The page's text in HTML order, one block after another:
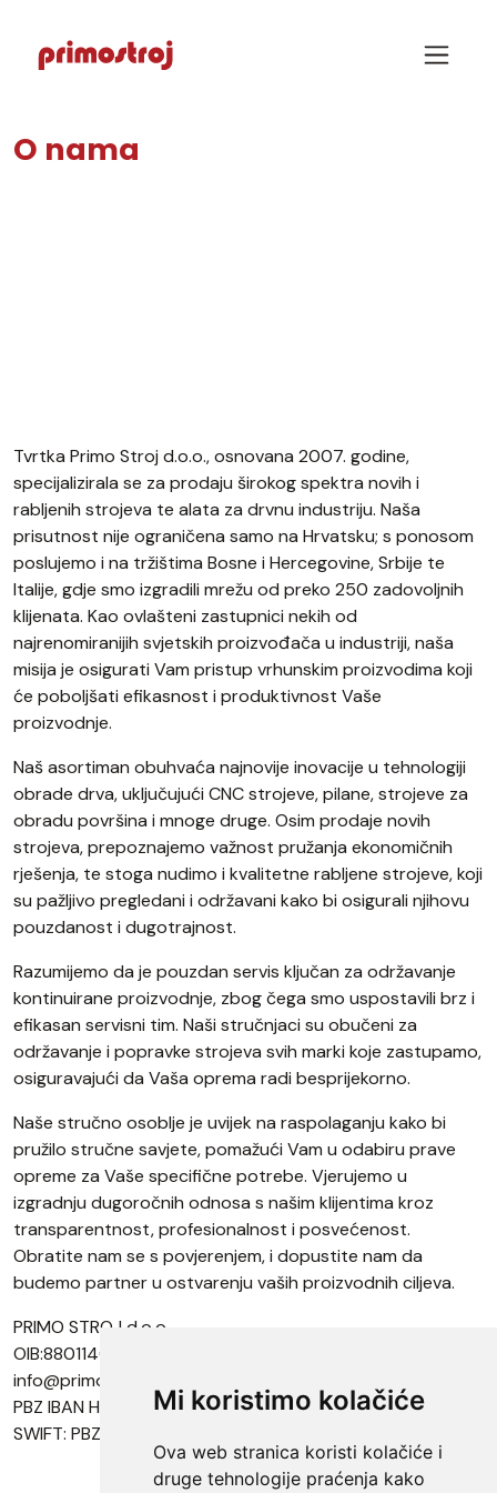
Mi koristimo kolačiće
Ova web stranica koristi kolačiće i
druge tehnologije praćenja kako
O nama
Tvrtka Primo Stroj d.o.o., osnovana 2007. godine,
specijalizirala se za prodaju širokog spektra novih i
rabljenih strojeva te alata za drvnu industriju. Naša
prisutnost nije ograničena samo na Hrvatsku; s ponosom
poslujemo i na tržištima Bosne i Hercegovine, Srbije te
Italije, gdje smo izgradili mrežu od preko 250 zadovoljnih
klijenata. Kao ovlašteni zastupnici nekih od
najrenomiranijih svjetskih proizvođača u industriji, naša
misija je osigurati Vam pristup vrhunskim proizvodima koji
će poboljšati efikasnost i produktivnost Vaše
proizvodnje.
Naš asortiman obuhvaća najnovije inovacije u tehnologiji
obrade drva, uključujući CNC strojeve, pilane, strojeve za
obradu površina i mnoge druge. Osim prodaje novih
strojeva, prepoznajemo važnost pružanja ekonomičnih
rješenja, te stoga nudimo i kvalitetne rabljene strojeve, koji
su pažljivo pregledani i održavani kako bi osigurali njihovu
pouzdanost i dugotrajnost.
Razumijemo da je pouzdan servis ključan za održavanje
kontinuirane proizvodnje, zbog čega smo uspostavili brz i
efikasan servisni tim. Naši stručnjaci su obučeni za
održavanje i popravke strojeva svih marki koje zastupamo,
osiguravajući da Vaša oprema radi besprijekorno.
Naše stručno osoblje je uvijek na raspolaganju kako bi
pružilo stručne savjete, pomažući Vam u odabiru prave
opreme za Vaše specifične potrebe. Vjerujemo u
izgradnju dugoročnih odnosa s našim klijentima kroz
transparentnost, profesionalnost i posvećenost.
Obratite nam se s povjerenjem, i dopustite nam da
budemo partner u ostvarenju vaših proizvodnih ciljeva.
PRIMO STROJ d.o.o.
OIB:88011406433
info@primostroj.hr
PBZ IBAN HR7123400091110935974
SWIFT: PBZGHR2X